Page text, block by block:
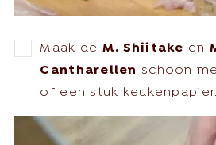
Maak de M. Shiitake en
Cantharellen schoon
of een stuk keukenpapier.